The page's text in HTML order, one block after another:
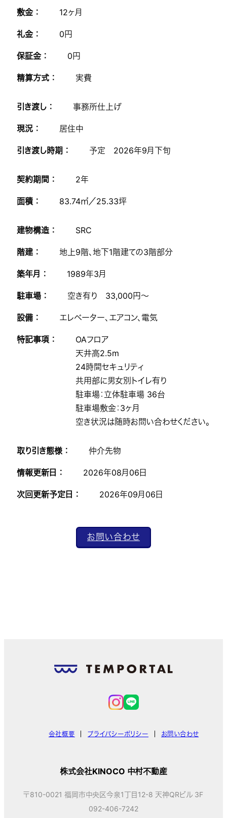
敷金 ： 12ヶ月
礼金 ： 0円
保証金 ： 0円
精算方式 ： 実費
引き渡し ： 事務所仕上げ
現況 ： 居住中
引き渡し時期 ： 予定 2026年9月下旬
契約期間 ： 2年
面積 ： 83.74㎡／25.33坪
建物構造 ： SRC
階建 ： 地上9階、地下1階建ての3階部分
築年月 ： 1989年3月
駐車場 ： 空き有り 33,000円～
設備 ： エレベーター、エアコン、電気
特記事項 ：
OAフロア
天井高2.5m
24時間セキュリティ
共用部に男女別トイレ有り
駐車場：立体駐車場 36台
駐車場敷金：3ヶ月
空き状況は随時お問い合わせください。
取り引き態様 ： 仲介先物
情報更新日 ： 2026年08月06日
次回更新予定日 ： 2026年09月06日
お問い合わせ
会社概要 プライバシーポリシー お問い合わせ
株式会社KINOCO 中村不動産
〒810-0021 福岡市中央区今泉1丁目12-8 天神QRビル 3F
092-406-7242